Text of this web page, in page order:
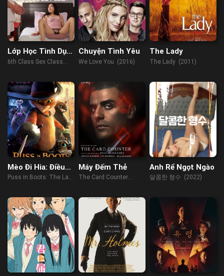
Lớp Học Tình Dục
6
6th Class Sex Class
Chuyện Tình Yêu
We Love You (2016)
The Lady
The Lady (2011)
Mèo Đi Hia: Điều
Ước Cuối Cùng
Puss in Boots: The Last
Máy Đếm Thẻ
The Card Counter
Anh Rể Ngọt Ngào
달콤한 형수 (2022)